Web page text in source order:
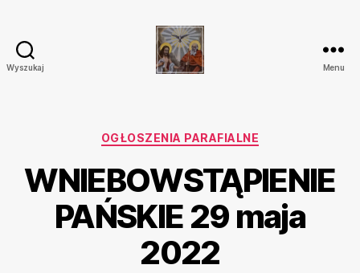
Wyszukaj
Trójcy
w
Ostrówku
Menu
Kategorie
OGŁOSZENIA PARAFIALNE
WNIEBOWSTĄPIENIE
PAŃSKIE 29 maja
2022